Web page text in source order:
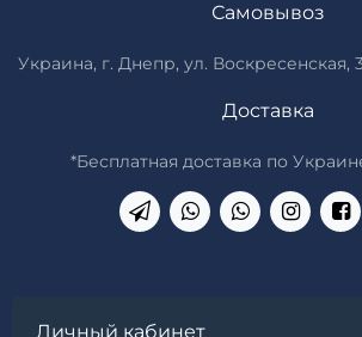
Самовывоз
Украина, г. Днепр, ул.
Доставка
*Бесплатная доставка по
Личный кабинет